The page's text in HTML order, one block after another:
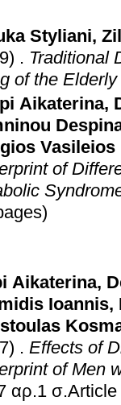
Styliani,
. Traditional
of the Elderly
Aikaterina,
Vasileios
of
Siopi Aikaterina,
Kosmidis Ioannis,
. Effects of
of Men
τόμ.7 αρ.1